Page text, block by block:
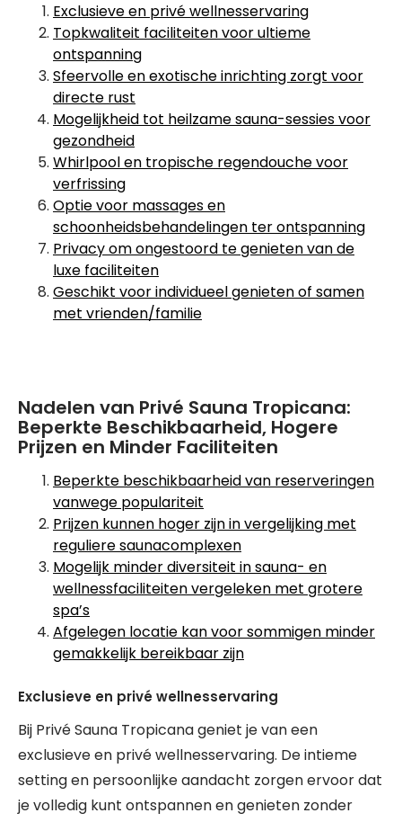
Exclusieve en privé wellnesservaring
Topkwaliteit faciliteiten voor ultieme
ontspanning
Sfeervolle en exotische inrichting zorgt voor
directe rust
Mogelijkheid tot heilzame sauna-sessies voor
gezondheid
Whirlpool en tropische regendouche voor
verfrissing
Optie voor massages en
schoonheidsbehandelingen ter ontspanning
Privacy om ongestoord te genieten van de
luxe faciliteiten
Geschikt voor individueel genieten of samen
met vrienden/familie
Nadelen van Privé Sauna Tropicana:
Beperkte Beschikbaarheid, Hogere
Prijzen en Minder Faciliteiten
Beperkte beschikbaarheid van reserveringen
vanwege populariteit
Prijzen kunnen hoger zijn in vergelijking met
reguliere saunacomplexen
Mogelijk minder diversiteit in sauna- en
wellnessfaciliteiten vergeleken met grotere
spa’s
Afgelegen locatie kan voor sommigen minder
gemakkelijk bereikbaar zijn
Exclusieve en privé wellnesservaring
Bij Privé Sauna Tropicana geniet je van een
exclusieve en privé wellnesservaring. De intieme
setting en persoonlijke aandacht zorgen ervoor dat
je volledig kunt ontspannen en genieten zonder